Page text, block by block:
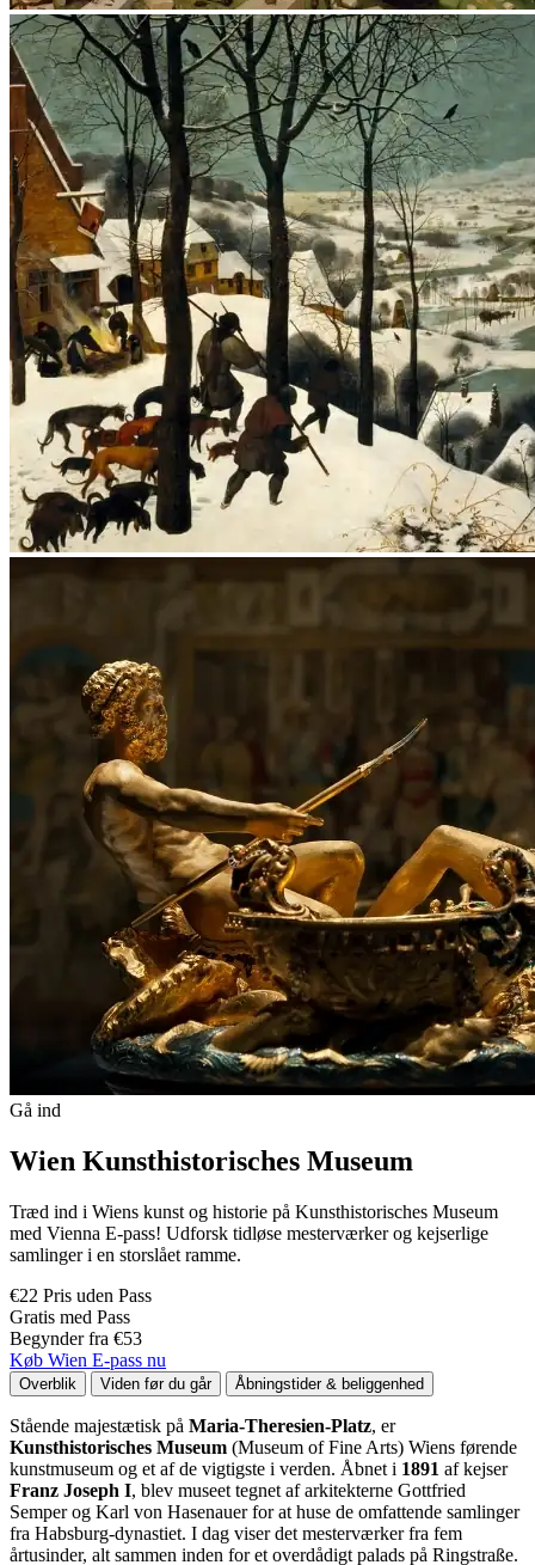
Gå ind
Wien Kunsthistorisches Museum
Træd ind i Wiens kunst og historie på Kunsthistorisches Museum
med Vienna E-pass! Udforsk tidløse mesterværker og kejserlige
samlinger i en storslået ramme.
€22 Pris uden Pass
Gratis med Pass
Begynder fra €53
Køb Wien E-pass nu
Overblik Viden før du går Åbningstider & beliggenhed
Stående majestætisk på Maria-Theresien-Platz, er
Kunsthistorisches Museum (Museum of Fine Arts) Wiens førende
kunstmuseum og et af de vigtigste i verden. Åbnet i 1891 af kejser
Franz Joseph I, blev museet tegnet af arkitekterne Gottfried
Semper og Karl von Hasenauer for at huse de omfattende samlinger
fra Habsburg-dynastiet. I dag viser det mesterværker fra fem
årtusinder, alt sammen inden for et overdådigt palads på Ringstraße.